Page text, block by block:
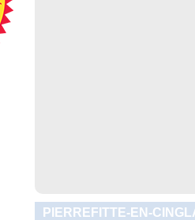
PIERREFITTE-EN-